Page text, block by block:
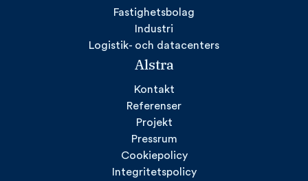
Fastighetsbolag
Industri
Logistik- och datacenters
Alstra
Kontakt
Referenser
Projekt
Pressrum
Cookiepolicy
Integritetspolicy